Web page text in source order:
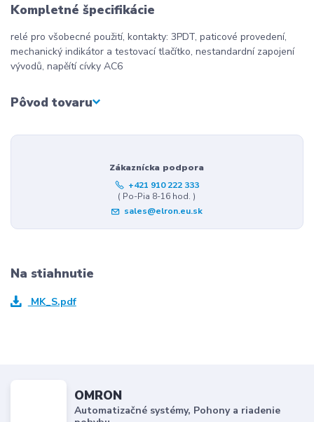
Kompletné špecifikácie
relé pro všobecné použití, kontakty: 3PDT, paticové provedení,
mechanický indikátor a testovací tlačítko, nestandardní zapojení
vývodů, napěítí cívky AC6
Pôvod tovaru
Zákaznícka podpora
+421 910 222 333
( Po-Pia 8-16 hod. )
sales@elron.eu.sk
Na stiahnutie
MK_S.pdf
OMRON
Automatizačné systémy, Pohony a riadenie